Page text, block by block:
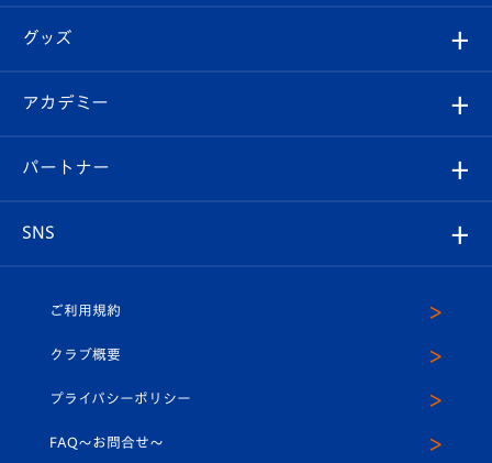
チケット
イベント
メディア
ホームタウン
スタッフプロフィール
マスコット紹介
平和祈念活動
はじめての観戦ガイド
Revive Team
ヴィヴィくんの長崎おもてなしガイド
フォトギャラリー
スタジアムグルメ
チケット
V-LOVERS（ファンクラブ）
プレイヤーズスイート
グッズ
オンラインショップ
店舗情報
アカデミー
育成からのお知らせ
U-18
スクール
パートナー
SNS
ヴィヴィくんインスタグラム
公式LINE＠
ご利用規約
クラブ概要
プライバシーポリシー
FAQ〜お問合せ〜